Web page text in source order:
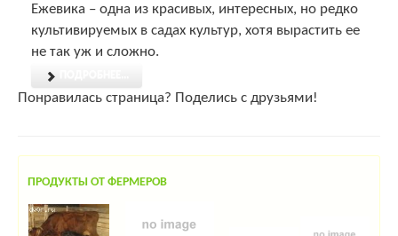
Ежевика – одна из красивых, интересных, но редко
культивируемых в садах культур, хотя вырастить ее
не так уж и сложно.
Понравилась страница? Поделись с друзьями!
ПРОДУКТЫ ОТ ФЕРМЕРОВ